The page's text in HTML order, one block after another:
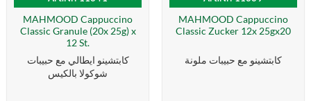
MAHMOOD Cappuccino
Classic Granule (20x 25g) x
12 St.
كابتشينو ايطالي مع حبيبات
شوكولا بالكيس
MAHMOOD Cappuccino
Classic Zucker 12x 25gx20
كابتشينو مع حبيبات ملونة